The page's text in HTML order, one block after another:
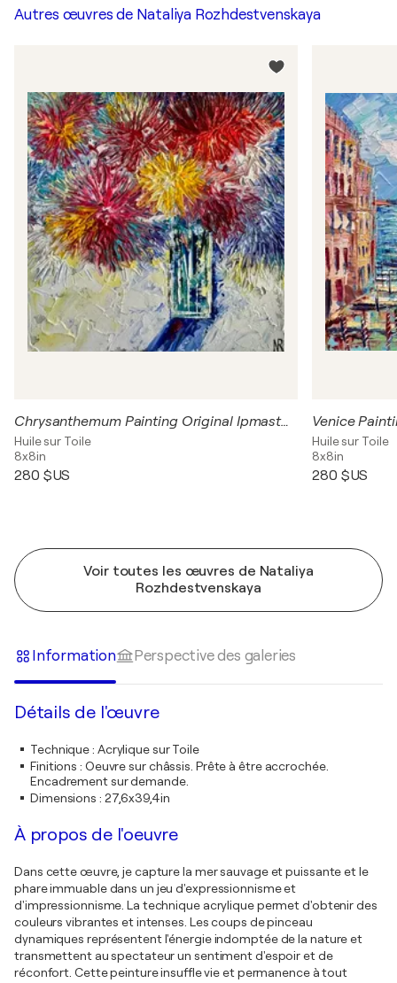
Autres œuvres de Nataliya Rozhdestvenskaya
Chrysanthemum Painting Original Ipmasto Oil Artwork 20/20 Flowers Painting Bouquet in Vase Bright Bouquet of Flowers Wall Art
Huile sur Toile
8x8in
280 $US
Huile sur Toile
8x8in
280 $US
Voir toutes les œuvres de Nataliya
Rozhdestvenskaya
Information Perspective des galeries
Détails de l'œuvre
Technique: Acrylique sur Toile
Finitions : Oeuvre sur châssis. Prête à être accrochée.
Encadrement sur demande.
Dimensions : 27,6x39,4in
À propos de l'oeuvre
Dans cette œuvre, je capture la mer sauvage et puissante et le
phare immuable dans un jeu d'expressionnisme et
d'impressionnisme. La technique acrylique permet d'obtenir des
couleurs vibrantes et intenses. Les coups de pinceau
dynamiques représentent l'énergie indomptée de la nature et
transmettent au spectateur un sentiment d'espoir et de
réconfort. Cette peinture insuffle vie et permanence à tout